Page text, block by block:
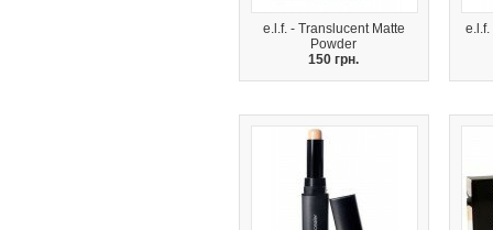
e.l.f. - Translucent Matte
Powder
150 грн.